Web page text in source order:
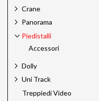
Crane
Panorama
Piedistalli
Accessori
Dolly
Uni Track
Treppiedi Video